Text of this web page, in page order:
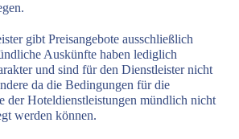
gibt Preisangebote ausschließlich
Auskünfte haben lediglich
und sind für den Dienstleister nicht
da die Bedingungen für die
der Hoteldienstleistungen mündlich nicht
werden können.